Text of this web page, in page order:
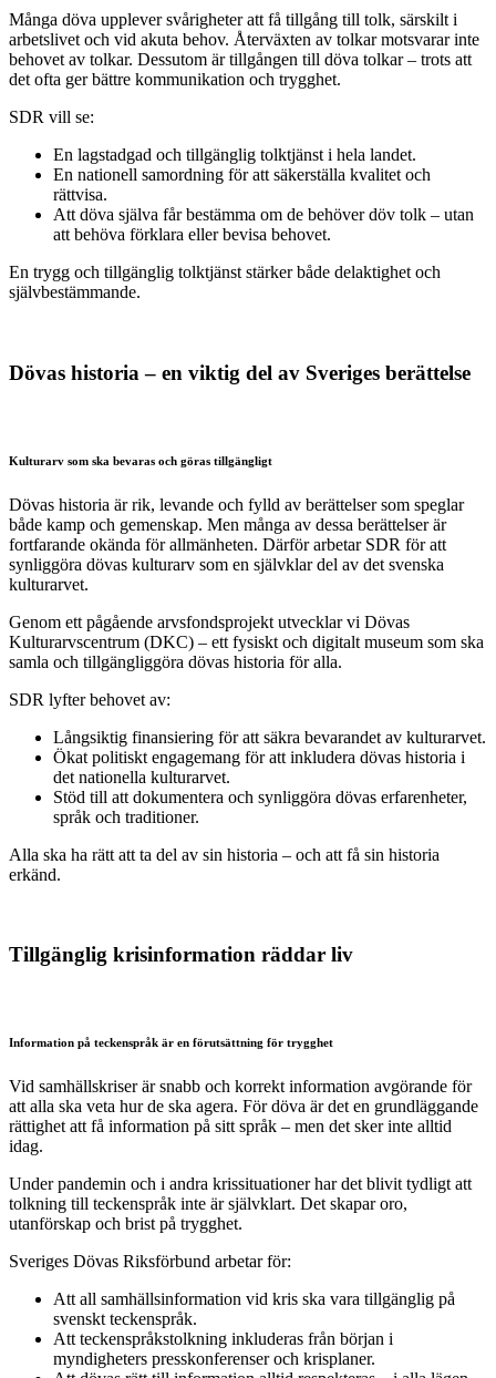
Många döva upplever svårigheter att få tillgång till tolk, särskilt i
arbetslivet och vid akuta behov. Återväxten av tolkar motsvarar inte
behovet av tolkar. Dessutom är tillgången till döva tolkar – trots att
det ofta ger bättre kommunikation och trygghet.
SDR vill se:
En lagstadgad och tillgänglig tolktjänst i hela landet.
En nationell samordning för att säkerställa kvalitet och
rättvisa.
Att döva själva får bestämma om de behöver döv tolk – utan
att behöva förklara eller bevisa behovet.
En trygg och tillgänglig tolktjänst stärker både delaktighet och
självbestämmande.
Dövas historia – en viktig del av Sveriges berättelse
Kulturarv som ska bevaras och göras tillgängligt
Dövas historia är rik, levande och fylld av berättelser som speglar
både kamp och gemenskap. Men många av dessa berättelser är
fortfarande okända för allmänheten. Därför arbetar SDR för att
synliggöra dövas kulturarv som en självklar del av det svenska
kulturarvet.
Genom ett pågående arvsfondsprojekt utvecklar vi Dövas
Kulturarvscentrum (DKC) – ett fysiskt och digitalt museum som ska
samla och tillgängliggöra dövas historia för alla.
SDR lyfter behovet av:
Långsiktig finansiering för att säkra bevarandet av kulturarvet.
Ökat politiskt engagemang för att inkludera dövas historia i
det nationella kulturarvet.
Stöd till att dokumentera och synliggöra dövas erfarenheter,
språk och traditioner.
Alla ska ha rätt att ta del av sin historia – och att få sin historia
erkänd.
Tillgänglig krisinformation räddar liv
Information på teckenspråk är en förutsättning för trygghet
Vid samhällskriser är snabb och korrekt information avgörande för
att alla ska veta hur de ska agera. För döva är det en grundläggande
rättighet att få information på sitt språk – men det sker inte alltid
idag.
Under pandemin och i andra krissituationer har det blivit tydligt att
tolkning till teckenspråk inte är självklart. Det skapar oro,
utanförskap och brist på trygghet.
Sveriges Dövas Riksförbund arbetar för:
Att all samhällsinformation vid kris ska vara tillgänglig på
svenskt teckenspråk.
Att teckenspråkstolkning inkluderas från början i
myndigheters presskonferenser och krisplaner.